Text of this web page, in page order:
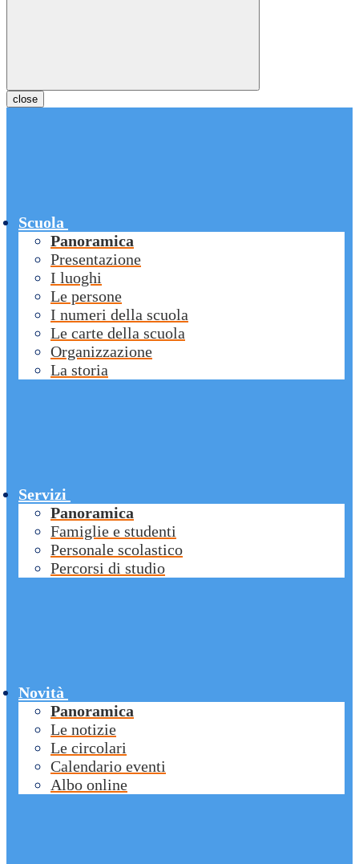
close
Scuola
Panoramica
Presentazione
I luoghi
Le persone
I numeri della scuola
Le carte della scuola
Organizzazione
La storia
Servizi
Panoramica
Famiglie e studenti
Personale scolastico
Percorsi di studio
Novità
Panoramica
Le notizie
Le circolari
Calendario eventi
Albo online